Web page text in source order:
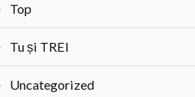
Top
Tu și TREI
Uncategorized